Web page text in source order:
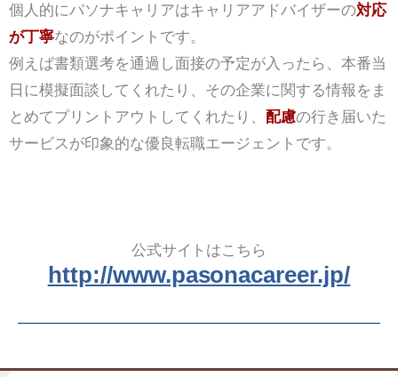
個人的にパソナキャリアはキャリアアドバイザーの対応
が丁寧なのがポイントです。
例えば書類選考を通過し面接の予定が入ったら、本番当
日に模擬面談してくれたり、その企業に関する情報をま
とめてプリントアウトしてくれたり、 配慮の行き届いた
サービスが印象的な優良転職エージェントです。
公式サイトはこちら
http://www.pasonacareer.jp/